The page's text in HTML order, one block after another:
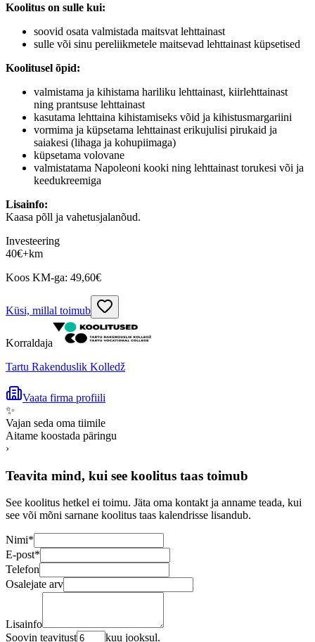
Koolitus on sulle kui:
soovid osata valmistada maitsvat lehttainast
sulle või sinu pereliikmetele maitsevad lehttainast küpsetised
Koolitusel õpid:
valmistama ja kihistama hariliku lehttainast, kiirlehttainast
ning prantsuse lehttainast
kasutama lehttaina kihistamiseks võid ja kihistusmargariini
vormima ja küpsetama lehttainast erikujulisi pirukaid ja
saiakesi (lihaga ja kohupiimaga)
küpsetama volovane
valmistatama Napoleoni kooki ning lehttainast torukesi või ja
keedukreemiga
Lisainfo:
Kaasa põll ja vahetusjalanõud.
Investeering
40€+km
Koos KM-ga: 49,60€
Küsi, millal toimub
Korraldaja
Tartu Rakenduslik Kolledž
Vaata firma profiili
✨
Vajan seda oma tiimile
Aitame koostada päringu
›
Teavita mind, kui see koolitus taas toimub
See koolitus hetkel ei toimu. Jäta oma kontakt ja anname teada, kui
see või mõni sarnane koolitus taas kalendrisse lisandub.
Nimi*
E-post*
Telefon
Osalejate arv
Lisainfo
Soovin teavitust
kuu jooksul.